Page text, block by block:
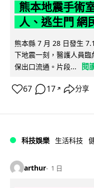
熊本地震手術
人、逃生門 網
熊本縣 7 月 28 日發生
下地震一刻，醫護人員
保出口流通。片段...
閱
67 17 ↗ 分享
科技娛樂 生活科技
arthur 1 日